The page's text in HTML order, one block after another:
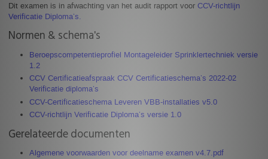
Dit examen is in afwachting van het audit rapport voor CCV-richtlijn
Verificatie Diploma’s.
Normen & schema's
Beroepscompetentieprofiel Montageleider Sprinklertechniek versie
1.2
CCV Certificatieafspraak CCV Certificatieschema’s 2022-02
Verificatie diploma’s
CCV-Certificatieschema Leveren VBB-installaties v5.0
CCV-richtlijn Verificatie Diploma’s versie 1.0
Gerelateerde documenten
Algemene voorwaarden voor deelname examen v4.7.pdf